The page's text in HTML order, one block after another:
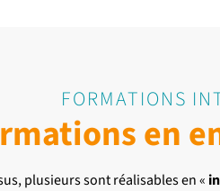
FORMATIONS
en
plusieurs sont réalisables en «